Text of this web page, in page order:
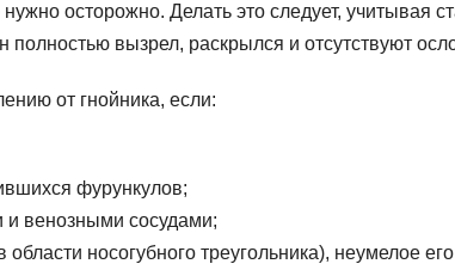
осторожно. Делать это следует, учитывая
вызрел, раскрылся и отсутствуют
от гнойника, если:
фурункулов;
венозными сосудами;
носогубного треугольника), неумелое его